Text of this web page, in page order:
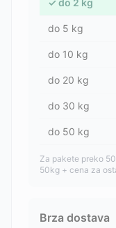
✓ do 2 kg
do 5 kg
do 10 kg
do 20 kg
do 30 kg
do 50 kg
Za pakete preko
50kg + cena za
Brza dostava